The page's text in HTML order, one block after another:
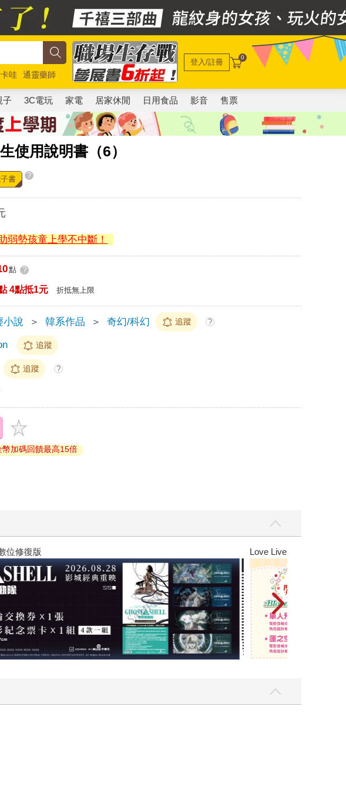
哇
通靈藥師
登入/註冊 0
子 3C電玩 家電 居家休閒 日用食品 影音 售票
使用說明書（6）
書 ?
弱勢孩童上學不中斷！
點 ?
4點抵1元 折抵無上限
小說 ＞ 韓系作品 ＞ 奇幻/科幻 追蹤 ?
追蹤
追蹤 ?
加碼回饋最高15倍
Love Live! 蓮之空女學院學園偶像俱樂部